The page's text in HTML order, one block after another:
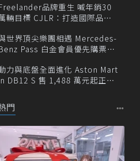
品牌重生 喊年銷30
輛目標 CJLR：打造國際品牌
世界頂尖樂團相遇 Mercedes-
Pass 白金會員優先購票維
力與底盤全面進化 Aston Mart
DB12 S 售 1,488 萬元起正式
門